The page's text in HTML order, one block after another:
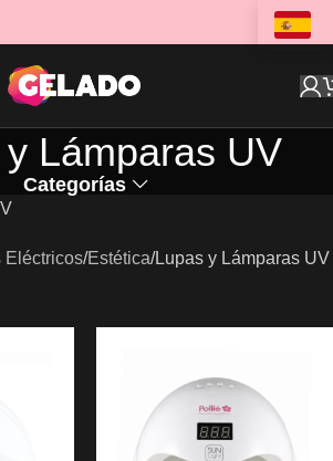
Lámparas UV
Categorías
Eléctricos Estética Lupas y Lámparas UV